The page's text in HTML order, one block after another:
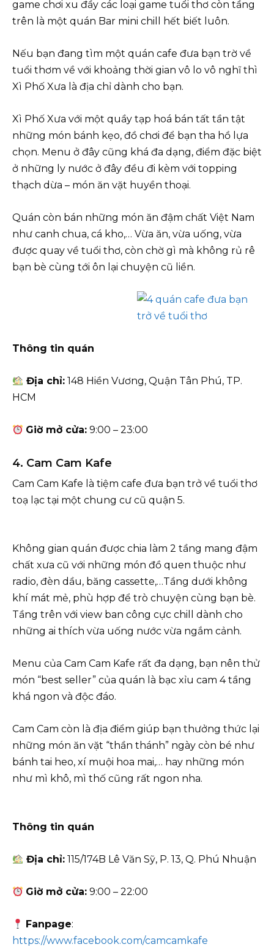
game chơi xu đầy các loại game tuổi thơ còn tầng
trên là một quán Bar mini chill hết biết luôn.
Nếu bạn đang tìm một quán cafe đưa bạn trờ về
tuổi thơm về với khoảng thời gian vô lo vô nghĩ thì
Xì Phố Xưa là địa chỉ dành cho bạn.
Xì Phố Xưa với một quầy tạp hoá bán tất tần tật
những món bánh kẹo, đồ chơi để bạn tha hồ lựa
chọn. Menu ở đây cũng khá đa dạng, điểm đặc biệt
ở những ly nước ở đây đều đi kèm với topping
thạch dừa – món ăn vặt huyền thoại.
Quán còn bán những món ăn đậm chất Việt Nam
như canh chua, cá kho,… Vừa ăn, vừa uống, vừa
được quay về tuổi thơ, còn chờ gì mà không rủ rê
bạn bè cùng tới ôn lại chuyện cũ liền.
Thông tin quán
Địa chỉ: 148 Hiền Vương, Quận Tân Phú, TP.
HCM
Giờ mở cửa: 9:00 – 23:00
4. Cam Cam Kafe
Cam Cam Kafe là tiệm cafe đưa bạn trở về tuổi thơ
toạ lạc tại một chung cư cũ quận 5.
Không gian quán được chia làm 2 tầng mang đậm
chất xưa cũ với những món đồ quen thuộc như
radio, đèn dầu, băng cassette,…Tầng dưới không
khí mát mẻ, phù hợp để trò chuyện cùng bạn bè.
Tầng trên với view ban công cực chill dành cho
những ai thích vừa uống nước vừa ngắm cảnh.
Menu của Cam Cam Kafe rất đa dạng, bạn nên thử
món “best seller” của quán là bạc xỉu cam 4 tầng
khá ngon và độc đáo.
Cam Cam còn là địa điểm giúp bạn thưởng thức lại
những món ăn vặt “thần thánh” ngày còn bé như
bánh tai heo, xí muội hoa mai,… hay những món
như mì khô, mì thố cũng rất ngon nha.
Thông tin quán
Địa chỉ: 115/174B Lê Văn Sỹ, P. 13, Q. Phú Nhuận
Giờ mở cửa: 9:00 – 22:00
Fanpage:
https://www.facebook.com/camcamkafe